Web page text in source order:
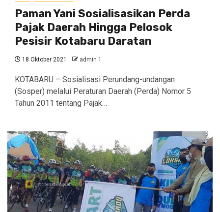
Paman Yani Sosialisasikan Perda
Pajak Daerah Hingga Pelosok
Pesisir Kotabaru Daratan
18 Oktober 2021 admin 1
KOTABARU – Sosialisasi Perundang-undangan
(Sosper) melalui Peraturan Daerah (Perda) Nomor 5
Tahun 2011 tentang Pajak…